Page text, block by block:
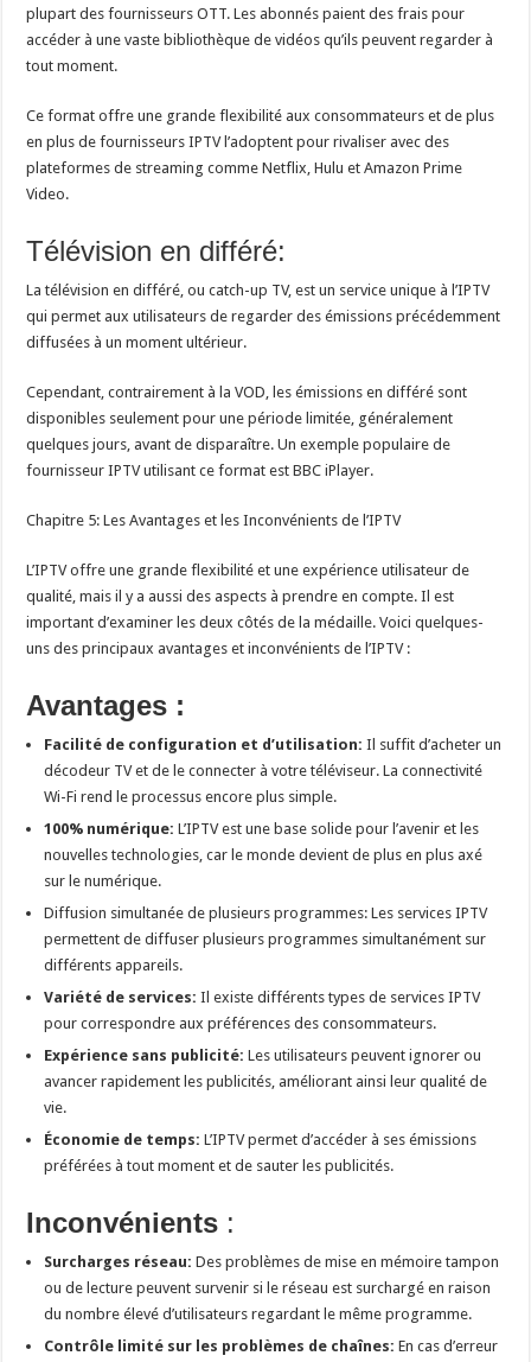
plupart des fournisseurs OTT. Les abonnés paient des frais pour
accéder à une vaste bibliothèque de vidéos qu’ils peuvent regarder à
tout moment.
Ce format offre une grande flexibilité aux consommateurs et de plus
en plus de fournisseurs IPTV l’adoptent pour rivaliser avec des
plateformes de streaming comme Netflix, Hulu et Amazon Prime
Video.
Télévision en différé:
La télévision en différé, ou catch-up TV, est un service unique à l’IPTV
qui permet aux utilisateurs de regarder des émissions précédemment
diffusées à un moment ultérieur.
Cependant, contrairement à la VOD, les émissions en différé sont
disponibles seulement pour une période limitée, généralement
quelques jours, avant de disparaître. Un exemple populaire de
fournisseur IPTV utilisant ce format est BBC iPlayer.
Chapitre 5: Les Avantages et les Inconvénients de l’IPTV
L’IPTV offre une grande flexibilité et une expérience utilisateur de
qualité, mais il y a aussi des aspects à prendre en compte. Il est
important d’examiner les deux côtés de la médaille. Voici quelques-
uns des principaux avantages et inconvénients de l’IPTV :
Avantages :
Facilité de configuration et d’utilisation: Il suffit d’acheter un
décodeur TV et de le connecter à votre téléviseur. La connectivité
Wi-Fi rend le processus encore plus simple.
100% numérique: L’IPTV est une base solide pour l’avenir et les
nouvelles technologies, car le monde devient de plus en plus axé
sur le numérique.
Diffusion simultanée de plusieurs programmes: Les services IPTV
permettent de diffuser plusieurs programmes simultanément sur
différents appareils.
Variété de services: Il existe différents types de services IPTV
pour correspondre aux préférences des consommateurs.
Expérience sans publicité: Les utilisateurs peuvent ignorer ou
avancer rapidement les publicités, améliorant ainsi leur qualité de
vie.
Économie de temps:L’IPTV permet d’accéder à ses émissions
préférées à tout moment et de sauter les publicités.
Inconvénients :
Surcharges réseau:Des problèmes de mise en mémoire tampon
ou de lecture peuvent survenir si le réseau est surchargé en raison
du nombre élevé d’utilisateurs regardant le même programme.
Contrôle limité sur les problèmes de chaînes: En cas d’erreur